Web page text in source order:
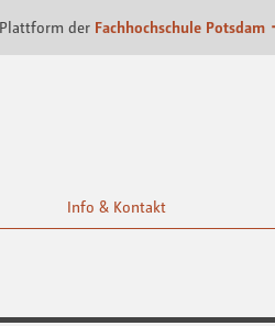
der Fachhochschule Potsdam
Info & Kontakt